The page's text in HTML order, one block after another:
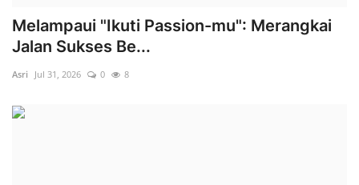
Melampaui "Ikuti Passion-mu": Merangkai
Jalan Sukses Be...
Asri Jul 31, 2026 0 8